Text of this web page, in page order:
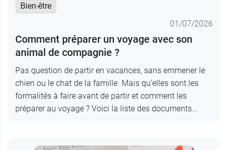
Bien-être
01/07/2026
Comment préparer un voyage avec son
animal de compagnie ?
Pas question de partir en vacances, sans emmener le
chien ou le chat de la famille. Mais qu’elles sont les
formalités à faire avant de partir et comment les
préparer au voyage ? Voici la liste des documents...